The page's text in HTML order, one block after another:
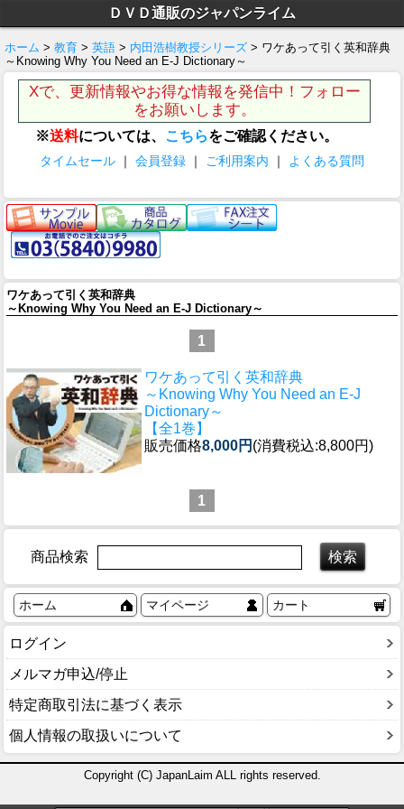
ＤＶＤ通販のジャパンライム
ホーム > 教育 > 英語 > 内田浩樹教授シリーズ > ワケあって引く英和辞典
～Knowing Why You Need an E-J Dictionary～
Xで、更新情報やお得な情報を発信中！フォロー
をお願いします。
※送料については、 こちらをご確認ください。
タイムセール ｜ 会員登録 ｜ ご利用案内 ｜ よくある質問
ワケあって引く英和辞典
～Knowing Why You Need an E-J Dictionary～
1
ワケあって引く英和辞典
～Knowing Why You Need an E-J
Dictionary～
【全1巻】
販売価格8,000円 (消費税込:8,800円)
1
商品検索
ホーム マイページ カート
ログイン
メルマガ申込/停止
特定商取引法に基づく表示
個人情報の取扱いについて
Copyright (C) JapanLaim ALL rights reserved.